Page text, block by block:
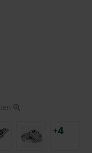
+4